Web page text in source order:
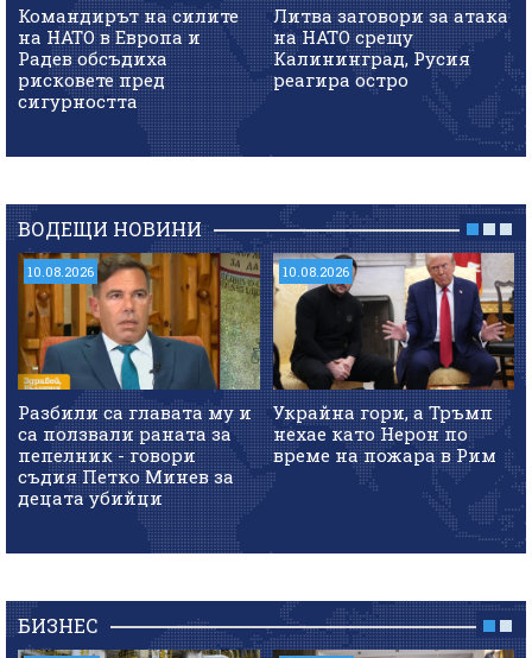
Командирът на силите
на НАТО в Европа и
Радев обсъдиха
рисковете пред
сигурността
Литва заговори за атака
на НАТО срещу
Калининград, Русия
реагира остро
ВОДЕЩИ НОВИНИ
10.08.2026
Разбили са главата му и
са ползвали раната за
пепелник - говори
съдия Петко Минев за
децата убийци
10.08.2026
Украйна гори, а Тръмп
нехае като Нерон по
време на пожара в Рим
БИЗНЕС